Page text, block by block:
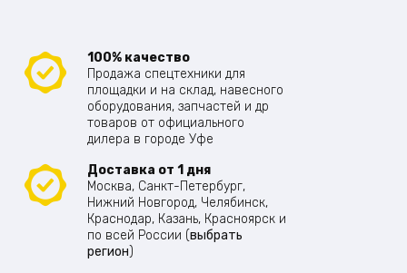
100% качество
Продажа спецтехники для
площадки и на склад, навесного
оборудования, запчастей и др
товаров от официального
дилера в городе Уфе
Доставка от 1 дня
Москва, Санкт-Петербург,
Нижний Новгород, Челябинск,
Краснодар, Казань, Красноярск и
по всей России (выбрать
регион)